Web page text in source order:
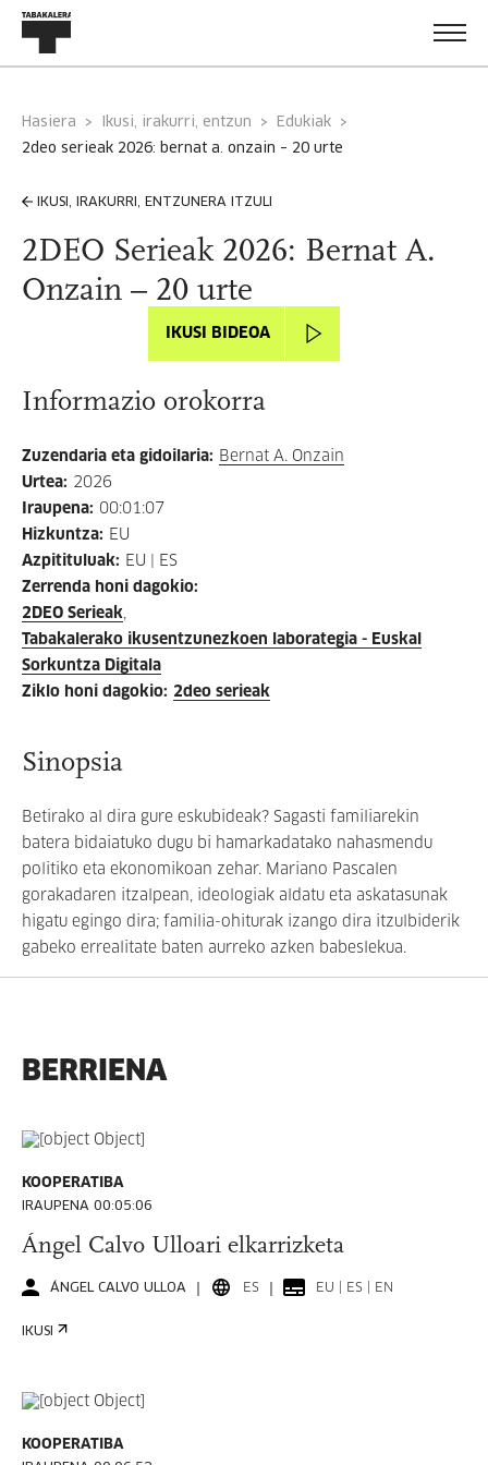
Hasiera Ikusi, irakurri, entzun
Edukiak
2deo serieak 2026: bernat a. onzain – 20 urte
IKUSI, IRAKURRI, ENTZUNERA ITZULI
2DEO Serieak 2026: Bernat A.
Onzain – 20 urte
IKUSI BIDEOA
Informazio orokorra
Zuzendaria eta gidoilaria: Bernat A. Onzain
Urtea: 2026
Iraupena: 00:01:07
Hizkuntza: EU
Azpitituluak: EU | ES
Zerrenda honi dagokio:
2DEO Serieak
Tabakalerako ikusentzunezkoen laborategia - Euskal
Sorkuntza Digitala
Ziklo honi dagokio: 2deo serieak
Sinopsia
Betirako al dira gure eskubideak? Sagasti familiarekin
batera bidaiatuko dugu bi hamarkadatako nahasmendu
politiko eta ekonomikoan zehar. Mariano Pascalen
gorakadaren itzalpean, ideologiak aldatu eta askatasunak
higatu egingo dira; familia-ohiturak izango dira itzulbiderik
gabeko errealitate baten aurreko azken babeslekua.
BERRIENA
KOOPERATIBA
IRAUPENA 00:05:06
Ángel Calvo Ulloari elkarrizketa
ÁNGEL CALVO ULLOA ES EU | ES | EN
IKUSI
KOOPERATIBA